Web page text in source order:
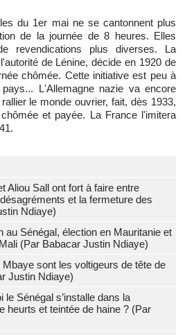
du 1er mai ne se cantonnent plus
de la journée de 8 heures. Elles
revendications plus diverses. La
de Lénine, décide en 1920 de
chômée. Cette initiative est peu à
L'Allemagne nazie va encore
le monde ouvrier, fait, dès 1933,
et payée. La France l'imitera
Aliou Sall ont fort à faire entre
et la fermeture des
Ndiaye)
au Sénégal, élection en Mauritanie et
(Par Babacar Justin Ndiaye)
sont les voltigeurs de tête de
Justin Ndiaye)
le Sénégal s’installe dans la
heurts et teintée de haine ? (Par